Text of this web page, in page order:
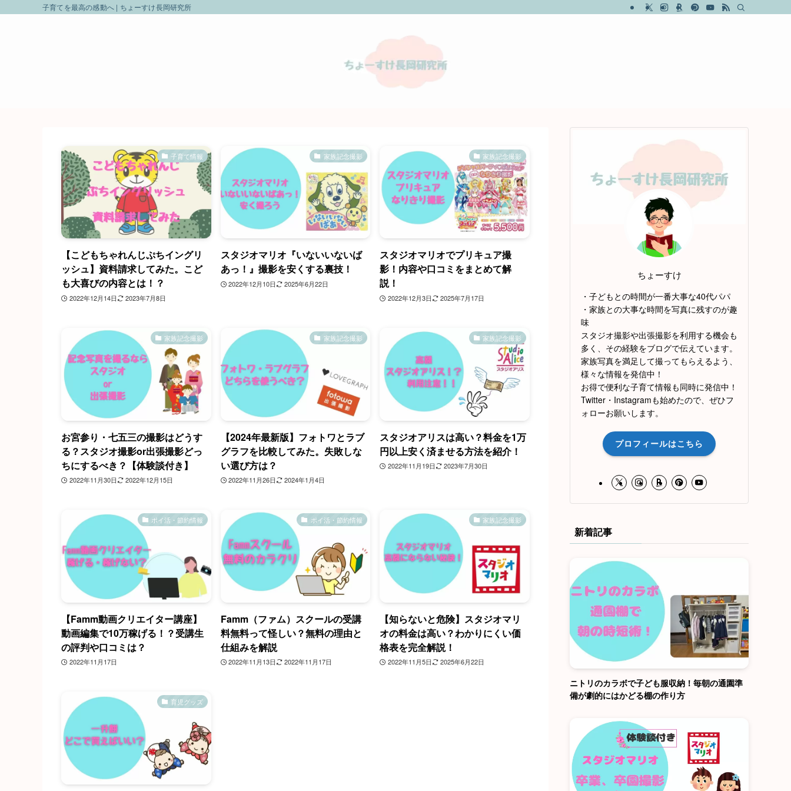
子育てを最高の感動へ | ちょーすけ長岡研究所
子育て情報
【こどもちゃれんじぷちイングリ
ッシュ】資料請求してみた。こど
も大喜びの内容とは！？
2022年12月14日 2023年7月8日
家族記念撮影
スタジオマリオ『いないいないば
あっ！』撮影を安くする裏技！
2022年12月10日 2025年6月22日
家族記念撮影
スタジオマリオでプリキュア撮
影！内容や口コミをまとめて解
説！
2022年12月3日 2025年7月17日
家族記念撮影
お宮参り・七五三の撮影はどうす
る？スタジオ撮影or出張撮影どっ
ちにするべき？【体験談付き】
2022年11月30日 2022年12月15日
家族記念撮影
【2024年最新版】フォトワとラブ
グラフを比較してみた。失敗しな
い選び方は？
2022年11月26日 2024年1月4日
家族記念撮影
スタジオアリスは高い？料金を1万
円以上安く済ませる方法を紹介！
2022年11月19日 2023年7月30日
ポイ活・節約情報
【Famm動画クリエイター講座】
動画編集で10万稼げる！？受講生
の評判や口コミは？
2022年11月17日
ポイ活・節約情報
Famm（ファム）スクールの受講
料無料って怪しい？無料の理由と
仕組みを解説
2022年11月13日 2022年11月17日
家族記念撮影
【知らないと危険】スタジオマリ
オの料金は高い？わかりにくい価
格表を完全解説！
2022年11月5日 2025年6月22日
育児グッズ
ちょーすけ
・子どもとの時間が一番大事な40代パパ
・家族との大事な時間を写真に残すのが趣
味
スタジオ撮影や出張撮影を利用する機会も
多く、その経験をブログで伝えています。
家族写真を満足して撮ってもらえるよう、
様々な情報を発信中！
お得で便利な子育て情報も同時に発信中！
Twitter・Instagramも始めたので、ぜひフ
ォローお願いします。
プロフィールはこちら
新着記事
ニトリのカラボで子ども服収納！毎朝の通園準
備が劇的にはかどる棚の作り方